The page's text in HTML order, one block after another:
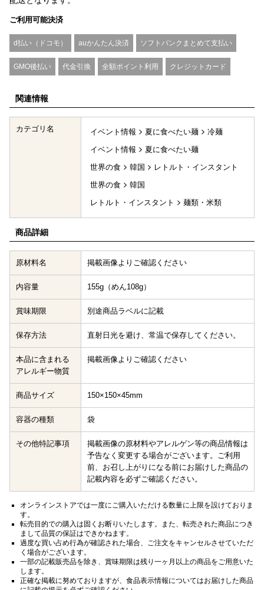
ご利用可能決済
d払い（ドコモ） auかんたん決済 ソフトバンクまとめて支払い
GMO後払い 代金引換 全額ポイント利用 クレジットカード
関連情報
カテゴリ名 イベント情報 夏に食べたい麺
冷麺
イベント情報
夏に食べたい麺
世界の食
韓国
レトルト・インスタント
世界の食
韓国
レトルト・インスタント
麺類・米類
商品詳細
原材料名 掲載画像よりご確認ください
内容量 155g（めん108g）
賞味期限 別途商品ラベルに記載
保存方法 直射日光を避け、常温で保存してください。
本品に含まれる
アレルギー物質
掲載画像よりご確認ください
商品サイズ 150×150×45mm
容器の種類 袋
その他特記事項
掲載画像の原材料やアレルゲン等の商品情報は
予告なく変更する場合がございます。ご利用
前、お召し上がりになる前にお届けした商品の
記載内容を必ずご確認ください。
オンラインストアでは一度にご購入いただける数量に上限を設けておりま
す。
転売目的での購入は固くお断りいたします。また、転売された商品につき
まして品質の保証はできかねます。
過度な買い占め行為が確認された場合、ご注文をキャンセルさせていただ
く場合がございます。
一部の記載販売品を除き、賞味期限は残り一ヶ月以上の商品をご用意いた
します。
正確な掲載に努めておりますが、食品表示情報についてはお届けした商品